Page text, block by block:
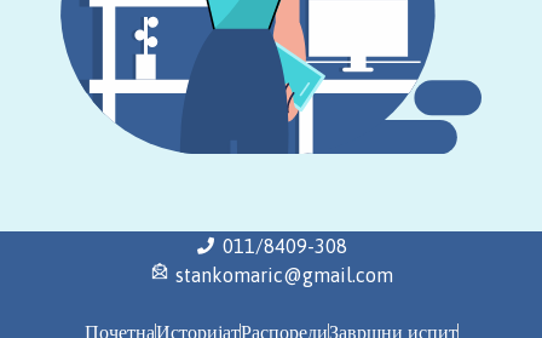
011/8409-308
stankomaric@gmail.com
ПочетнаИсторијатРаспоредиЗавршни испит